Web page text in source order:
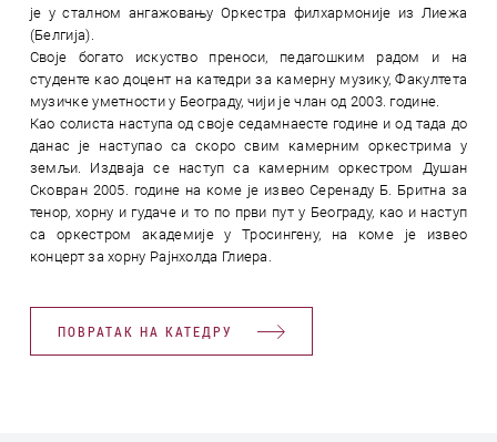
је у сталном ангажовању Оркестра филхармоније из Лиежа
(Белгија).
Своје богато искуство преноси, педагошким радом и на
студенте као доцент на катедри за камерну музику, Факултета
музичке уметности у Београду, чији је члан од 2003. године.
Као солиста наступа од своје седамнаесте године и од тада до
данас је наступао са скоро свим камерним оркестрима у
земљи. Издваја се наступ са камерним оркестром Душан
Сковран 2005. године на коме је извео Серенаду Б. Бритна за
тенор, хорну и гудаче и то по први пут у Београду, као и наступ
са оркестром академије у Тросингену, на коме је извео
концерт за хорну Рајнхолда Глиера.
ПОВРАТАК НА КАТЕДРУ